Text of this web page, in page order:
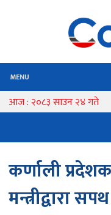
MENU
आज : २०८३ साउन २४ गते
कर्णाली
मन्त्रीद्वारा